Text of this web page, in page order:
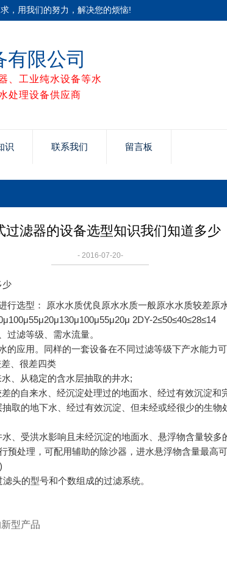
，用我们的努力，解决您的烦恼!
限公司
、工业纯水设备等水
处理设备供应商
识 联系我们 留言板
过滤器的设备选型知识我们知道多少
- 2016-07-20-
少
选型： 原水水质优良原水水质一般原水水质较差
2DY-2≤50≤40≤28≤14
滤等级、需水流量。
的应用。同样的一套设备在不同过滤等级下产水能力可
、很差四类
、从稳定的含水层抽取的井水;
自来水、经沉淀处理过的地面水、经过有效沉淀和
的地下水、经过有效沉淀、但未经或经很少的生物
受洪水影响且未经沉淀的地面水、悬浮物含量较多
预处理，可配用辅助的除沙器，进水悬浮物含量最高
头的型号和个数组成的过滤系统。
型产品